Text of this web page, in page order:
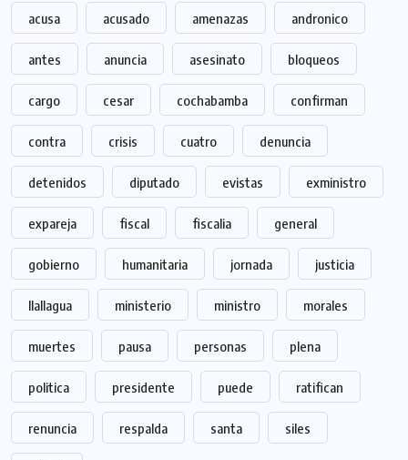
acusa acusado amenazas andronico
antes anuncia asesinato bloqueos
cargo cesar cochabamba confirman
contra crisis cuatro denuncia
detenidos diputado evistas exministro
expareja fiscal fiscalia general
gobierno humanitaria jornada justicia
llallagua ministerio ministro morales
muertes pausa personas plena
politica presidente puede ratifican
renuncia respalda santa siles